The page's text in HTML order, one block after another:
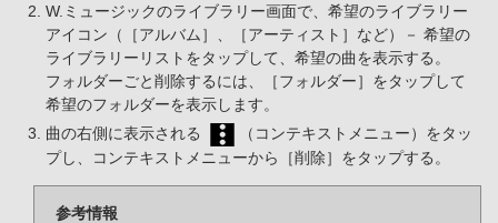
W.ミュージックのライブラリー画面で、希望のライブラリー
アイコン（［アルバム］、［アーティスト］など）－ 希望の
ライブラリーリストをタップして、希望の曲を表示する。
フォルダーごと削除するには、［フォルダー］をタップして
希望のフォルダーを表示します。
曲の右側に表示される
（コンテキストメニュー）をタッ
プし、コンテキストメニューから［削除］をタップする。
参考情報